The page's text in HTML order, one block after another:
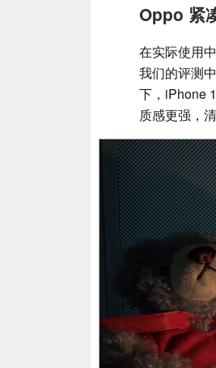
Oppo 紧
在实际使用中
我们的评测
下，iPhone
质感更强，